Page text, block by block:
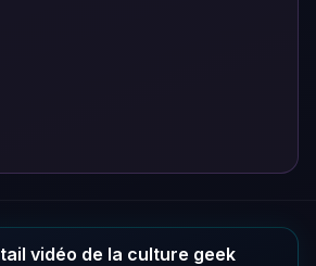
vidéo de la culture geek